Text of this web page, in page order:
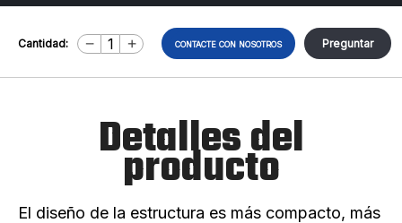
Cantidad: CONTACTE CON NOSOTROS Preguntar
Detalles del
producto
El diseño de la estructura es más compacto, más